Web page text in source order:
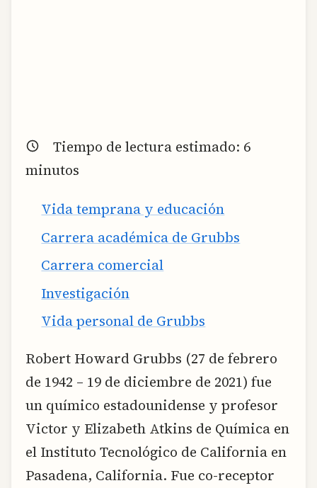
Tiempo de lectura estimado: 6
minutos
Vida temprana y educación
Carrera académica de Grubbs
Carrera comercial
Investigación
Vida personal de Grubbs
Robert Howard Grubbs (27 de febrero
de 1942 – 19 de diciembre de 2021) fue
un químico estadounidense y profesor
Victor y Elizabeth Atkins de Química en
el Instituto Tecnológico de California en
Pasadena, California. Fue co-receptor